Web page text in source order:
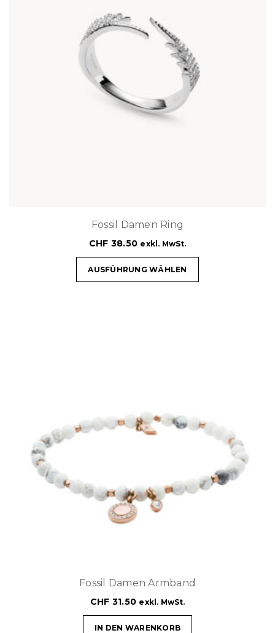
Fossil Damen Ring
CHF 38.50 exkl. MwSt.
AUSFÜHRUNG WÄHLEN
Fossil Damen Armband
CHF 31.50 exkl. MwSt.
IN DEN WARENKORB